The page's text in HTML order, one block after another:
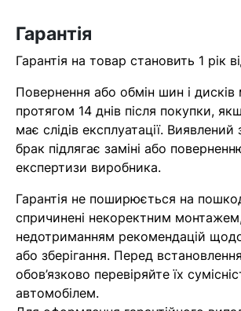
Кошик
У кошику немає товарів.
Ваш номер
Оператор зв’яжеться з
Гарантія
Гарантія на товар становить 1 рік
Повернення або обмін шин і дисків
протягом 14 днів після покупки,
має слідів експлуатації.
брак підлягає заміні або
експертизи виробника.
Гарантія не поширюється на
спричинені некоректним
недотриманням рекомендацій щодо
або зберігання. Перед
обов’язково перевіряйте їх
автомобілем.